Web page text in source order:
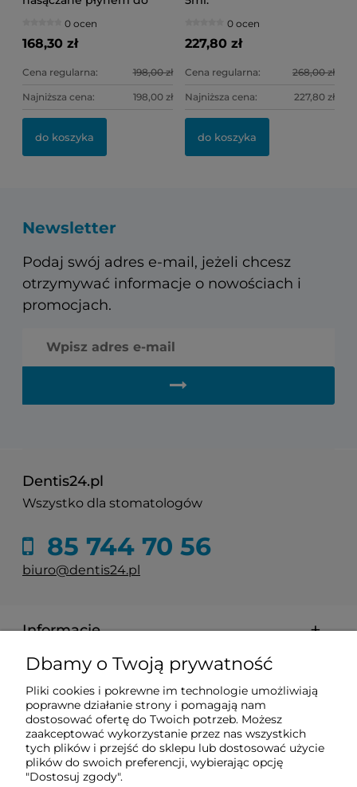
0 ocen
168,30 zł
Cena regularna: 198,00 zł
Najniższa cena: 198,00 zł
do koszyka
0 ocen
227,80 zł
Cena regularna: 268,00 zł
Najniższa cena: 227,80 zł
do koszyka
Newsletter
Podaj swój adres e-mail, jeżeli chcesz
otrzymywać informacje o nowościach i
promocjach.
Dentis24.pl
Wszystko dla stomatologów
85 744 70 56
biuro@dentis24.pl
Informacje
Zakupy
Pomoc
Moje konto
Dbamy o Twoją prywatność
Pliki cookies i pokrewne im technologie umożliwiają
poprawne działanie strony i pomagają nam
dostosować ofertę do Twoich potrzeb. Możesz
zaakceptować wykorzystanie przez nas wszystkich
tych plików i przejść do sklepu lub dostosować użycie
plików do swoich preferencji, wybierając opcję
"Dostosuj zgody".